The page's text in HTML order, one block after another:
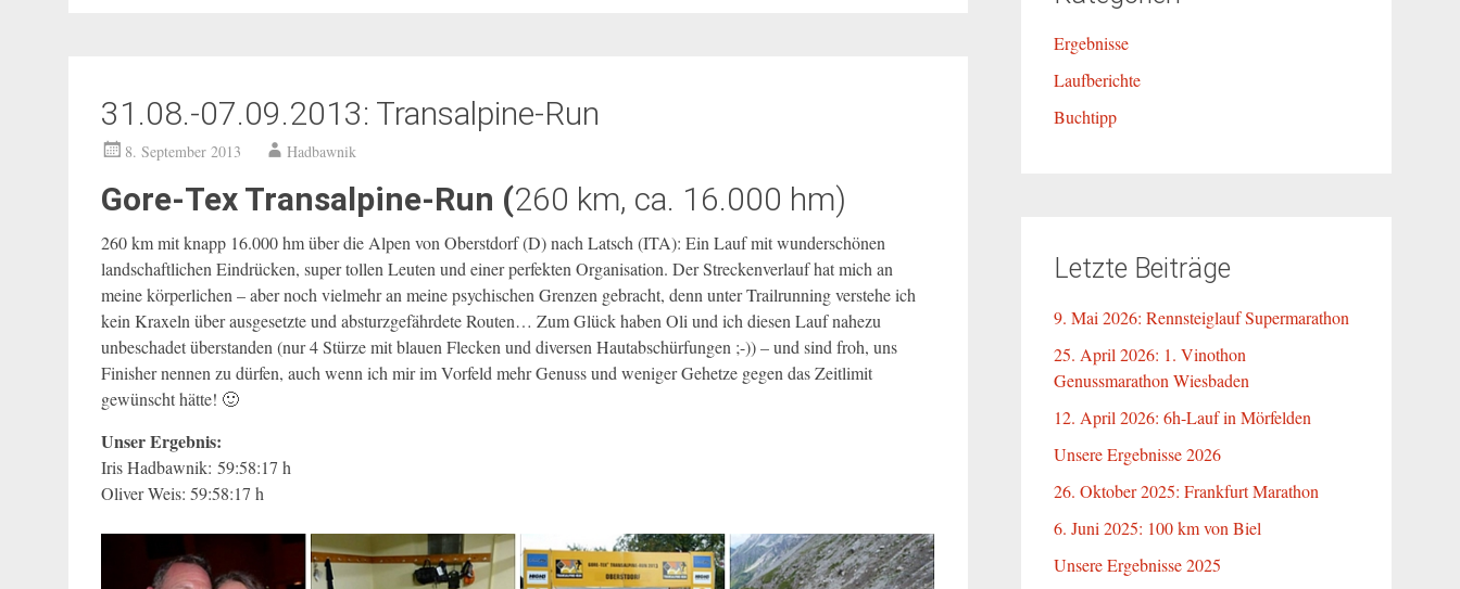
31.08.-07.09.2013: Transalpine-Run
8. September 2013 Hadbawnik
Gore-Tex Transalpine-Run (260 km, ca. 16.000 hm)
260 km mit knapp 16.000 hm über die Alpen von Oberstdorf (D) nach Latsch (ITA): Ein Lauf mit wunderschönen
landschaftlichen Eindrücken, super tollen Leuten und einer perfekten Organisation. Der Streckenverlauf hat mich an
meine körperlichen – aber noch vielmehr an meine psychischen Grenzen gebracht, denn unter Trailrunning verstehe ich
kein Kraxeln über ausgesetzte und absturzgefährdete Routen… Zum Glück haben Oli und ich diesen Lauf nahezu
unbeschadet überstanden (nur 4 Stürze mit blauen Flecken und diversen Hautabschürfungen ;-)) – und sind froh, uns
Finisher nennen zu dürfen, auch wenn ich mir im Vorfeld mehr Genuss und weniger Gehetze gegen das Zeitlimit
gewünscht hätte! 🙂
Unser Ergebnis:
Iris Hadbawnik: 59:58:17 h
Oliver Weis: 59:58:17 h
Ergebnisse
Laufberichte
Buchtipp
Letzte Beiträge
9. Mai 2026: Rennsteiglauf Supermarathon
25. April 2026: 1. Vinothon
Genussmarathon Wiesbaden
12. April 2026: 6h-Lauf in Mörfelden
Unsere Ergebnisse 2026
26. Oktober 2025: Frankfurt Marathon
6. Juni 2025: 100 km von Biel
Unsere Ergebnisse 2025